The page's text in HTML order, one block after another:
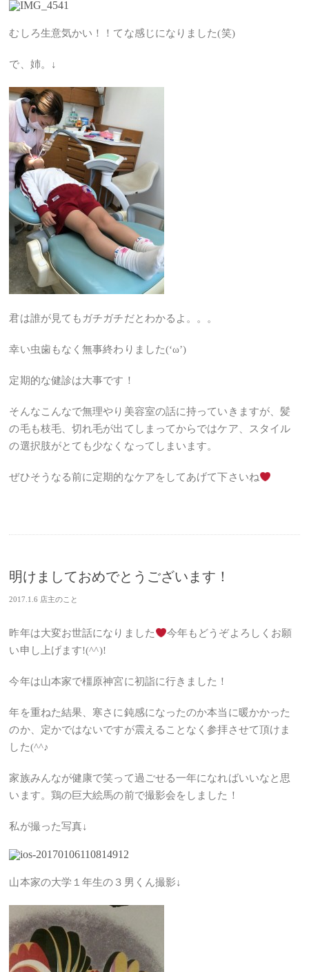
むしろ生意気かい！！てな感じになりました(笑)
で、姉。↓
君は誰が見てもガチガチだとわかるよ。。。
幸い虫歯もなく無事終わりました(‘ω’)
定期的な健診は大事です！
そんなこんなで無理やり美容室の話に持っていきますが、髪
の毛も枝毛、切れ毛が出てしまってからではケア、スタイル
の選択肢がとても少なくなってしまいます。
ぜひそうなる前に定期的なケアをしてあげて下さいね
明けましておめでとうございます！
2017.1.6 店主のこと
昨年は大変お世話になりました
今年もどうぞよろしくお願
い申し上げます!(^^)!
今年は山本家で橿原神宮に初詣に行きました！
年を重ねた結果、寒さに鈍感になったのか本当に暖かかった
のか、定かではないですが震えることなく参拝させて頂けま
した(^^♪
家族みんなが健康で笑って過ごせる一年になればいいなと思
います。鶏の巨大絵馬の前で撮影会をしました！
私が撮った写真↓
山本家の大学１年生の３男くん撮影↓